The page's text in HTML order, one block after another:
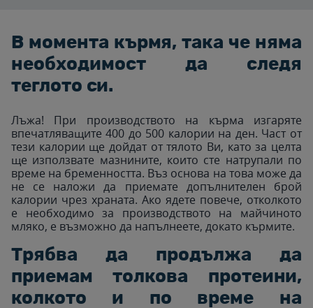
В момента кърмя, така че няма
необходимост да следя
теглото си.
Лъжа! При производството на кърма изгаряте
впечатляващите 400 до 500 калории на ден. Част от
тези калории ще дойдат от тялото Ви, като за целта
ще използвате мазнините, които сте натрупали по
време на бременността. Въз основа на това може да
не се наложи да приемате допълнителен брой
калории чрез храната. Ако ядете повече, отколкото
е необходимо за производството на майчиното
мляко, е възможно да напълнеете, докато кърмите.
Трябва да продължа да
приемам толкова протеини,
колкото и по време на